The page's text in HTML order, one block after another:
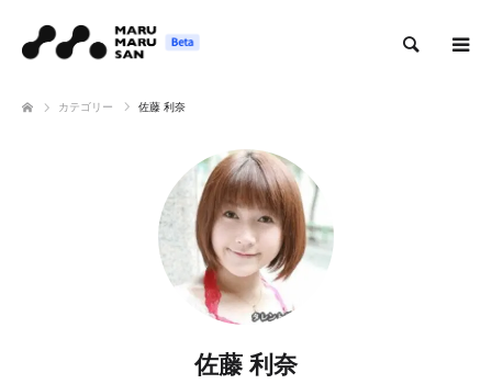
カテゴリー 佐藤 利奈
佐藤 利奈